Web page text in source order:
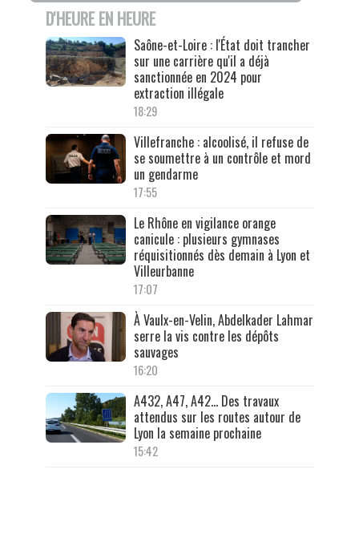
D'HEURE EN HEURE
Saône-et-Loire : l'État doit trancher
sur une carrière qu'il a déjà
sanctionnée en 2024 pour
extraction illégale
18:29
Villefranche : alcoolisé, il refuse de
se soumettre à un contrôle et mord
un gendarme
17:55
Le Rhône en vigilance orange
canicule : plusieurs gymnases
réquisitionnés dès demain à Lyon et
Villeurbanne
17:07
À Vaulx-en-Velin, Abdelkader Lahmar
serre la vis contre les dépôts
sauvages
16:20
A432, A47, A42… Des travaux
attendus sur les routes autour de
Lyon la semaine prochaine
15:42